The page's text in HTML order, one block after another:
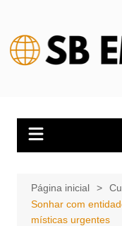
conteúdo
Página inicial
Sonhar com
místicas urgentes